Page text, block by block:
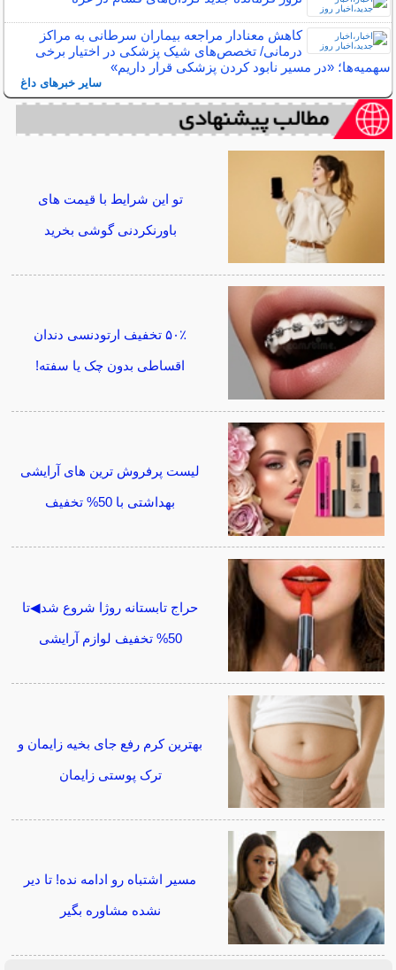
کاهش معنادار مراجعه بیماران سرطانی به مراکز
درمانی/ تخصص‌های شیک پزشکی در اختیار برخی
سهمیه‌ها؛ «در مسیر نابود کردن پزشکی قرار داریم»
سایر خبرهای داغ
تو این شرایط با قیمت های
باورنکردنی گوشی بخرید
۵۰٪ تخفیف ارتودنسی دندان
اقساطی بدون چک یا سفته!
لیست پرفروش ترین های آرایشی
بهداشتی با 50% تخفیف
حراج تابستانه روژا شروع شد◀تا
50% تخفیف لوازم آرایشی
بهترین کرم رفع جای بخیه زایمان و
ترک پوستی زایمان
مسیر اشتباه رو ادامه نده! تا دیر
نشده مشاوره بگیر